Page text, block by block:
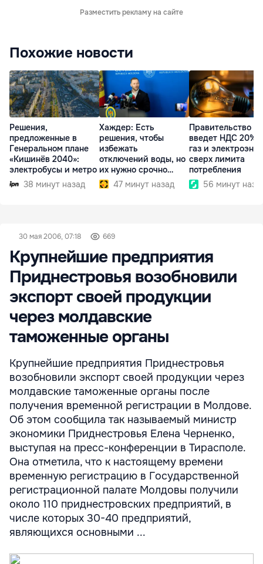
Разместить рекламу на сайте
Похожие новости
Решения,
предложенные в
Генеральном плане
«Кишинёв 2040»:
электробусы и метро
38 минут назад
Хаждер: Есть
решения, чтобы
избежать
отключений воды, но
их нужно срочно
внедрить
47 минут назад
Правительство
введет НДС 20%
газ и
сверх лимита
потребления
56 минут
30 мая 2006, 07:18 669
Крупнейшие предприятия
Приднестровья возобновили
экспорт своей продукции
через молдавские
таможенные органы
Крупнейшие предприятия Приднестровья
возобновили экспорт своей продукции через
молдавские таможенные органы после
получения временной регистрации в Молдове.
Об этом сообщила так называемый министр
экономики Приднестровья Елена Черненко,
выступая на пресс-конференции в Тирасполе.
Она отметила, что к настоящему времени
временную регистрацию в Государственной
регистрационной палате Молдовы получили
около 110 приднестровских предприятий, в
числе которых 30-40 предприятий,
являющихся основными ...